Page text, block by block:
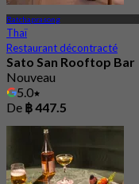
Ratchaprasong
Thaï
Restaurant décontracté
Sato San Rooftop Bar
Nouveau
5.0
De ฿ 447.5